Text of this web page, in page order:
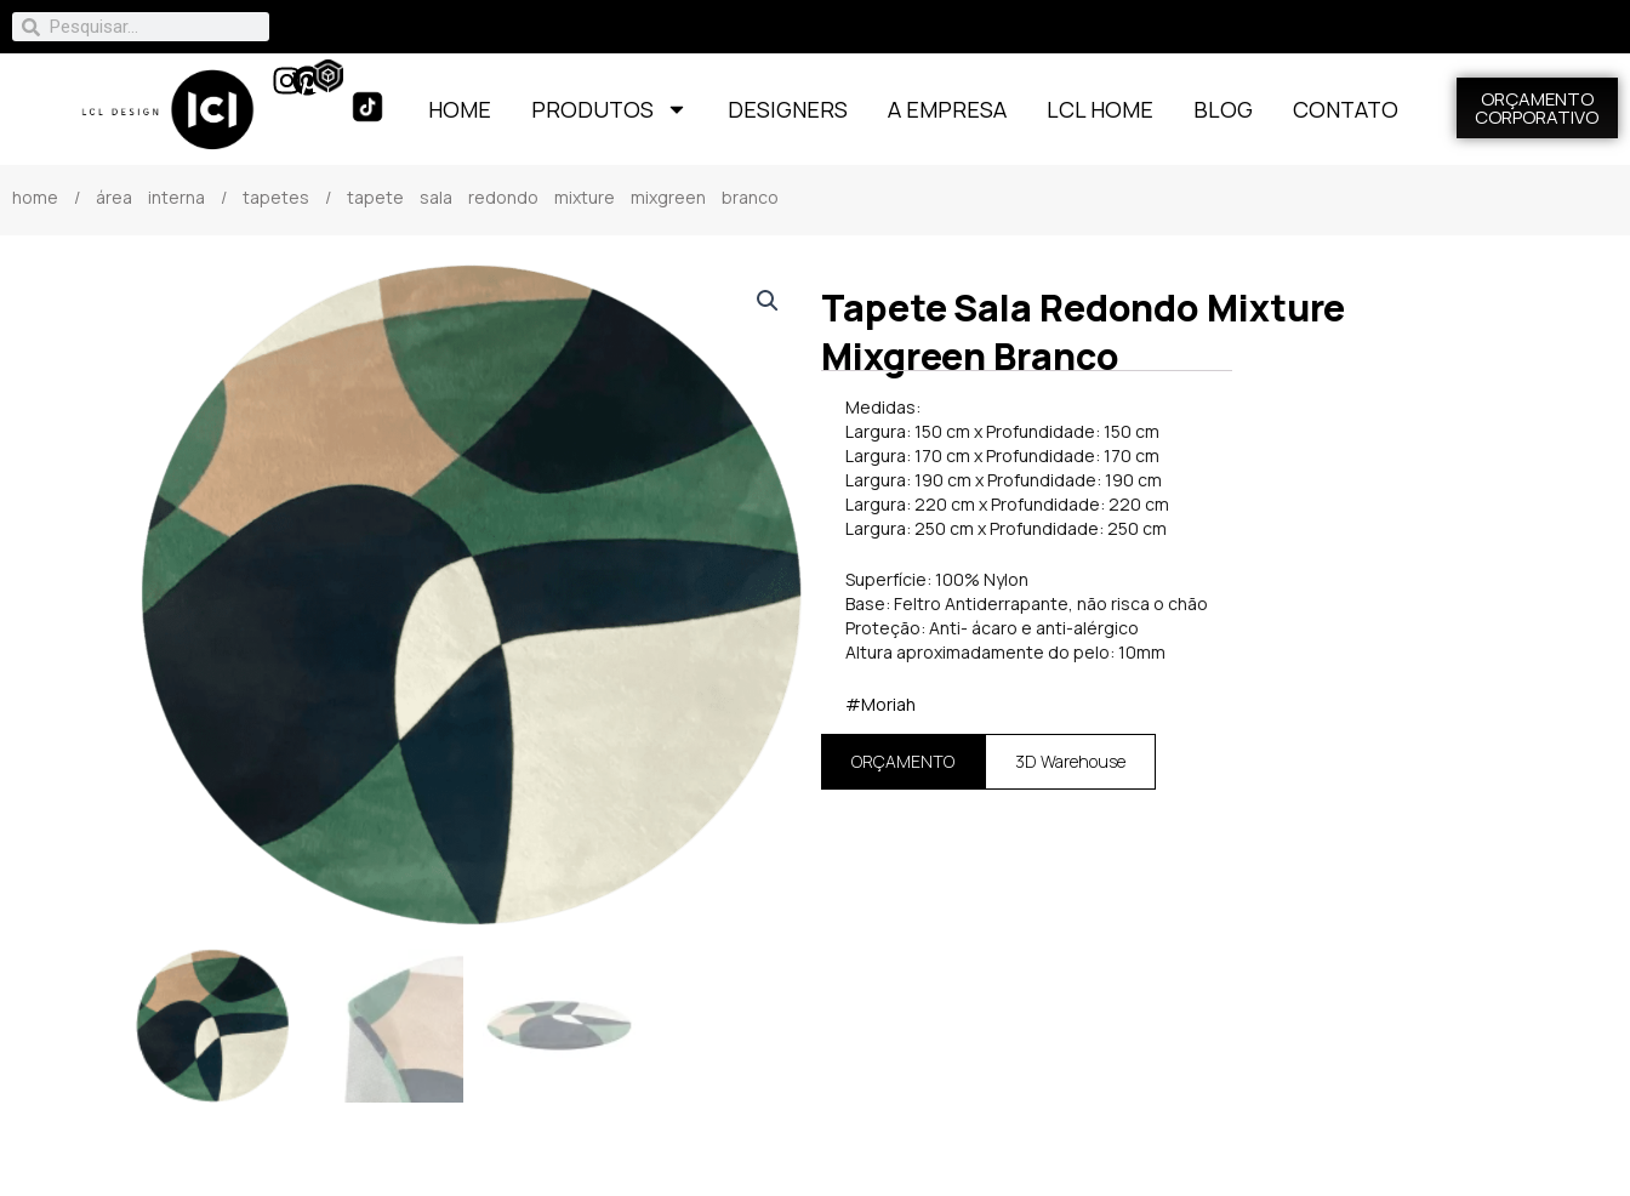
HOME PRODUTOS DESIGNERS A EMPRESA LCL HOME BLOG CONTATO ORÇAMENTO
CORPORATIVO
home / área interna / tapetes / tapete sala redondo mixture mixgreen branco
Tapete Sala Redondo Mixture
Mixgreen Branco
Medidas:
Largura: 150 cm x Profundidade: 150 cm
Largura: 170 cm x Profundidade: 170 cm
Largura: 190 cm x Profundidade: 190 cm
Largura: 220 cm x Profundidade: 220 cm
Largura: 250 cm x Profundidade: 250 cm
Superfície: 100% Nylon
Base: Feltro Antiderrapante, não risca o chão
Proteção: Anti- ácaro e anti-alérgico
Altura aproximadamente do pelo: 10mm
#Moriah
ORÇAMENTO 3D Warehouse